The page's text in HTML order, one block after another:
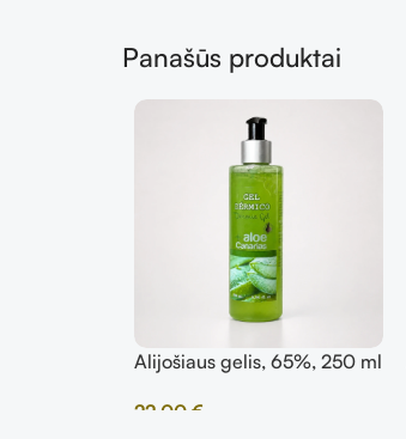
Panašūs produktai
Alijošiaus gelis, 65%, 250 ml
22,00 €